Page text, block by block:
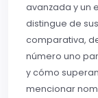
avanzada y un
distingue de
comparativa,
número uno
y cómo
mencionar